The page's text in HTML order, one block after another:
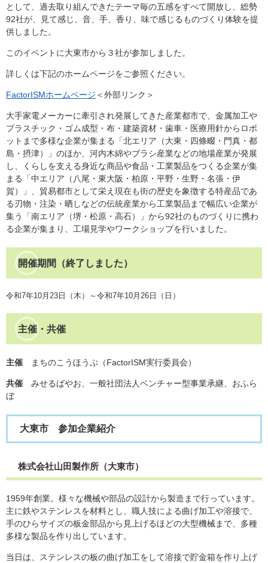
として、過去取り組んできたテーマ毎の五感をすべて開放し、総勢
92社が、見て感じ、音、手、香り、味で感じるものづくり体験を提
供しました。
このイベントに大東市から３社が参加しました。
詳しくは下記のホームページをご参照ください。
FactorISMホームページ ＜外部リンク＞
大手家電メーカーに牽引され発展してきた産業都市で、金属加工や
プラスチック・ゴム成型・布・建築資材・歯車・医療用針からロボ
ットまで多様な企業が集まる「北エリア（大東・四條畷・門真・都
島・摂津）」のほか、河内木綿やブラシ産業などの地場産業が発展
し、くらしを支える身近な商品や食品・工業製品をつくる企業が集
まる「中エリア（八尾・東大阪・柏原・平野・生野・名張・伊
賀）」、貿易都市として栄え現在も街の歴史を象徴する特産品であ
る刃物・注染・晒しなどの伝統産業から工業製品まで幅広い企業が
集う「南エリア（堺・松原・高石）」から92社のものづくりに携わ
る企業が集まり、工場見学やワークショップを行いました。
開催期間（終了しました）
令和7年10月23日（木）～令和7年10月26日（日）
主催・共催
主催 まちのこうほうぶ（FactorISM実行委員会）
共催 みせるばやお、一般社団法人ベンチャー型事業承継、おふら
ぼ
大東市 参加企業紹介
株式会社山田製作所（大東市）
1959年創業。様々な機械や部品の設計から製造まで行っています。
主に鉄やステンレスを材料とし、職人技による曲げ加工や溶接で、
手のひらサイズの板金部品から見上げるほどの大型機械まで、多種
多様な製品を作り出しています。
当日は、ステンレスの板の曲げ加工をして溶接で貯金箱を作り上げ